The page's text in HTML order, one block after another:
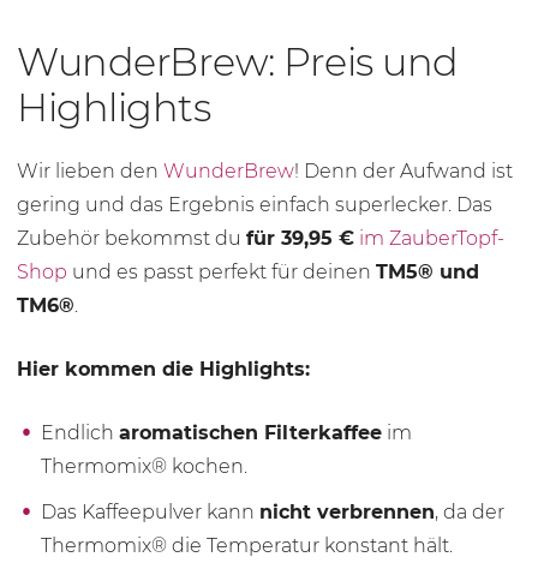
WunderBrew: Preis und
Highlights
Wir lieben den WunderBrew! Denn der Aufwand ist
gering und das Ergebnis einfach superlecker. Das
Zubehör bekommst du für 39,95 € im ZauberTopf-
Shop und es passt perfekt für deinen TM5® und
TM6®.
Hier kommen die Highlights:
Endlich aromatischen Filterkaffee im
Thermomix® kochen.
Das Kaffeepulver kann nicht verbrennen, da der
Thermomix® die Temperatur konstant hält.